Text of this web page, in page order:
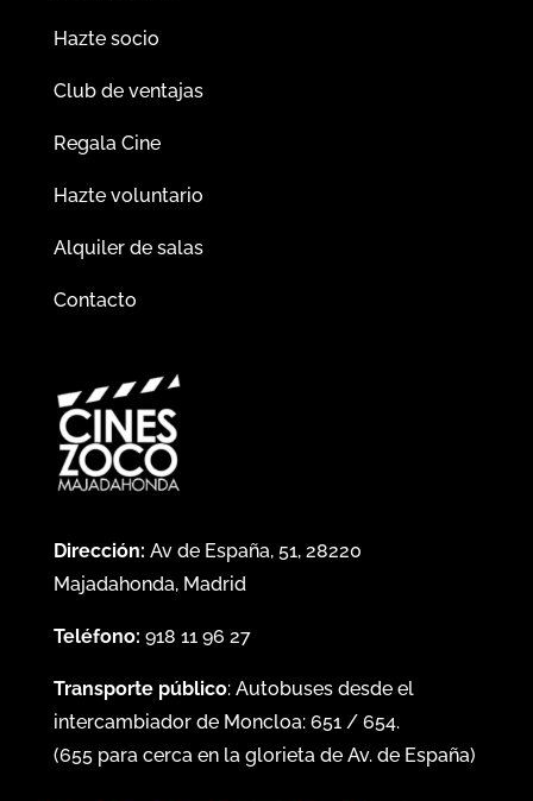
Hazte socio
Club de ventajas
Regala Cine
Hazte voluntario
Alquiler de salas
Contacto
Dirección: Av de España, 51, 28220
Majadahonda, Madrid
Teléfono: 918 11 96 27
Transporte público: Autobuses desde el
intercambiador de Moncloa: 651/ 654.
(655para cerca en la glorieta de Av. de España)